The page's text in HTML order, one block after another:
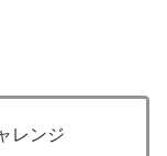
レンジ